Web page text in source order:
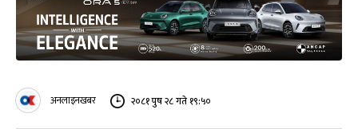
अनलाइनखबर २०८१ पुष २८ गते १९:५०